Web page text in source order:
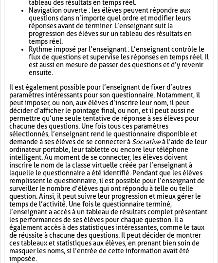
tableau des résultats en temps réel.
Navigation ouverte : les élèves peuvent répondre aux
questions dans n’importe quel ordre et modifier leurs
réponses avant de terminer. L’enseignant suit la
progression des élèves sur un tableau des résultats en
temps réel.
Rythme imposé par l’enseignant : L’enseignant contrôle le
flux de questions et supervise les réponses en temps réel. Il
est aussi en mesure de passer des questions et d’y revenir
ensuite.
Il est également possible pour l’enseignant de fixer d’autres
paramètres intéressants pour son questionnaire. Notamment, il
peut imposer, ou non, aux élèves d’inscrire leur nom, il peut
décider d’afficher le pointage final, ou non, et il peut aussi ne
permettre qu’une seule tentative de réponse à ses élèves pour
chacune des questions. Une fois tous ces paramètres
sélectionnés, l’enseignant rend le questionnaire disponible et
demande à ses élèves de se connecter à Socrativeà l’aide de leur
ordinateur portable, leur tablette ou encore leur téléphone
intelligent. Au moment de se connecter, les élèves doivent
inscrire le nom de la classe virtuelle créée par l’enseignant à
laquelle le questionnaire a été identifié. Pendant que les élèves
remplissent le questionnaire, il est possible pour l’enseignant de
surveiller le nombre d’élèves qui ont répondu à telle ou telle
question. Ainsi, il peut suivre leur progression et mieux gérer le
temps de l’activité. Une fois le questionnaire terminé,
l’enseignant a accès à un tableau de résultats complet présentant
les performances de ses élèves pour chaque question. Il a
également accès à des statistiques intéressantes, comme le taux
de réussite à chacune des questions. Il peut décider de montrer
ces tableaux et statistiques aux élèves, en prenant bien soin de
masquer les noms, si l’entrée de cette information avait été
imposée.